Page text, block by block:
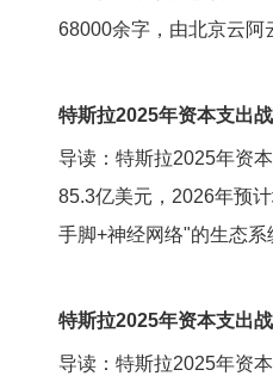
68000余字，由北京云阿
特斯拉2025年资本支出
导读：特斯拉2025年资
85.3亿美元，2026年预
手脚+神经网络"的生态
特斯拉2025年资本支出
导读：特斯拉2025年资